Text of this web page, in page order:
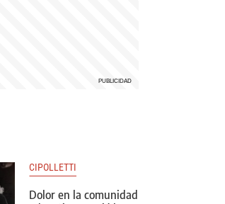
CIPOLLETTI
Dolor en la comunidad